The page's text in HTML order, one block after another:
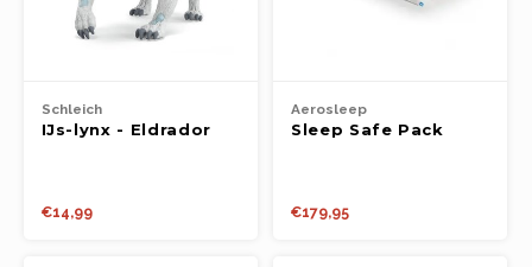
Schleich
IJs-lynx - Eldrador
€14,99
Aerosleep
Sleep Safe Pack
€179,95